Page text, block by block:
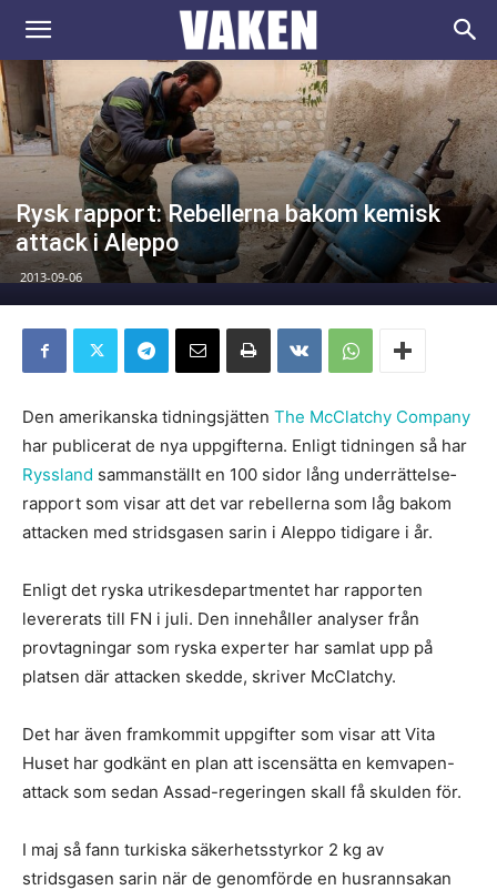
VAKEN.se
Rysk rapport: Rebellerna bakom kemisk
attack i Aleppo
2013-09-06
Den amerikanska tidningsjätten The McClatchy Company
har publicerat de nya uppgifterna. Enligt tidningen så har
Ryssland sammanställt en 100 sidor lång underrättelse­
rapport som visar att det var rebellerna som låg bakom
attacken med stridsgasen sarin i Aleppo tidigare i år.
Enligt det ryska utrikesdepartmentet har rapporten
levererats till FN i juli. Den innehåller analyser från
provtagningar som ryska experter har samlat upp på
platsen där attacken skedde, skriver McClatchy.
Det har även framkommit uppgifter som visar att Vita
Huset har godkänt en plan att iscensätta en kemvapen-
attack som sedan Assad-regeringen skall få skulden för.
I maj så fann turkiska säkerhetsstyrkor 2 kg av
stridsgasen sarin när de genomförde en husrannsakan